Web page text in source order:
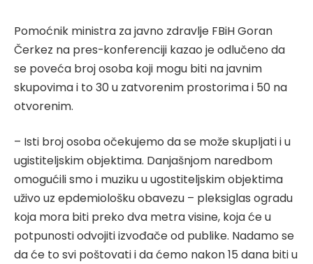
Pomoćnik ministra za javno zdravlje FBiH Goran
Čerkez na pres-konferenciji kazao je odlučeno da
se poveća broj osoba koji mogu biti na javnim
skupovima i to 30 u zatvorenim prostorima i 50 na
otvorenim.
– Isti broj osoba očekujemo da se može skupljati i u
ugistiteljskim objektima. Danjašnjom naredbom
omogućili smo i muziku u ugostiteljskim objektima
uživo uz epdemiološku obavezu – pleksiglas ogradu
koja mora biti preko dva metra visine, koja će u
potpunosti odvojiti izvođače od publike. Nadamo se
da će to svi poštovati i da ćemo nakon 15 dana biti u